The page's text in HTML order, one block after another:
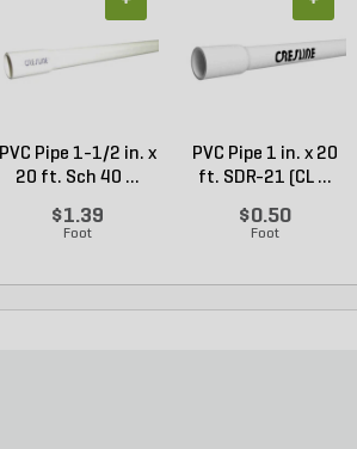
PVC Pipe 1-1/2 in. x
20 ft. Sch 40 ...
$1.39
Foot
PVC Pipe 1 in. x 20
ft. SDR-21 (CL ...
$0.50
Foot